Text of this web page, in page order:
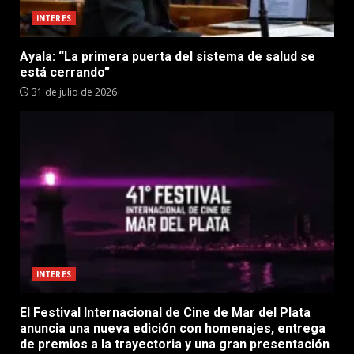
INTERES
Ayala: “La primera puerta del sistema de salud se
está cerrando”
31 de julio de 2026
INTERES
El Festival Internacional de Cine de Mar del Plata
anuncia una nueva edición con homenajes, entrega
de premios a la trayectoria y una gran presentación